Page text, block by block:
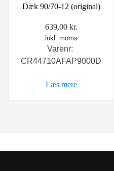
Dæk 90/70-12 (original)
639,00 kr.
inkl. moms
Varenr:
CR44710AFAP9000D
Læs mere